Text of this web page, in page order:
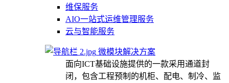
维保服务
AIO一站式运维管理服务
云与智能服务
微模块解决方案
面向ICT基础设施提供的一款采用通道封
闭，包含工程预制的机柜、配电、制冷、监